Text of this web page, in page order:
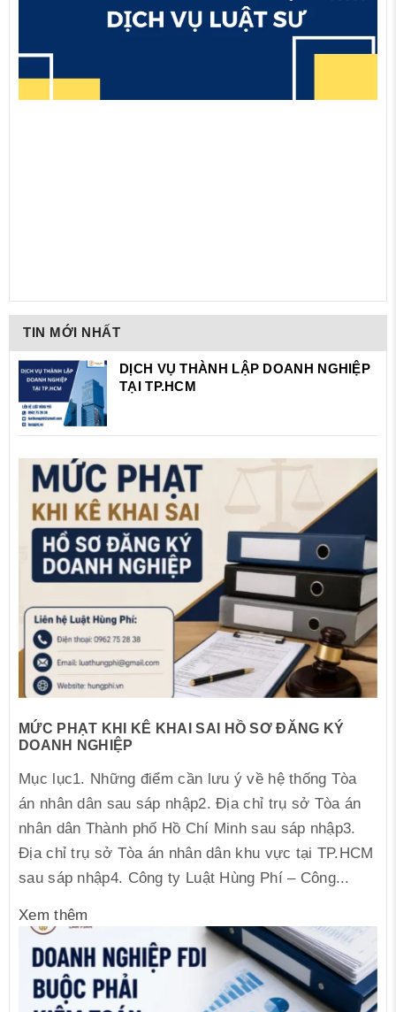
TIN MỚI NHẤT
DỊCH VỤ THÀNH LẬP DOANH NGHIỆP
TẠI TP.HCM
MỨC PHẠT KHI KÊ KHAI SAI HỒ SƠ ĐĂNG KÝ
DOANH NGHIỆP
Mục lục1. Những điểm cần lưu ý về hệ thống Tòa
án nhân dân sau sáp nhập2. Địa chỉ trụ sở Tòa án
nhân dân Thành phố Hồ Chí Minh sau sáp nhập3.
Địa chỉ trụ sở Tòa án nhân dân khu vực tại TP.HCM
sau sáp nhập4. Công ty Luật Hùng Phí – Công...
Xem thêm